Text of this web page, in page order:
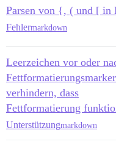
Parsen von {, ( und [ in
Fehlermarkdown
Leerzeichen vor oder
verhindern, dass
Fettformatierung
Unterstützungmarkdown